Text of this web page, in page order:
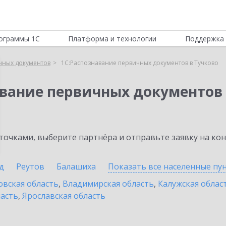
1С Платформа и технологии Поддержка
документов 1С:Распознавание первичных документов в Тучково
первичных документов
выберите партнёра и отправьте заявку на
Реутов Балашиха Показать все населенные
область, Владимирская область, Калужская
, Ярославская область